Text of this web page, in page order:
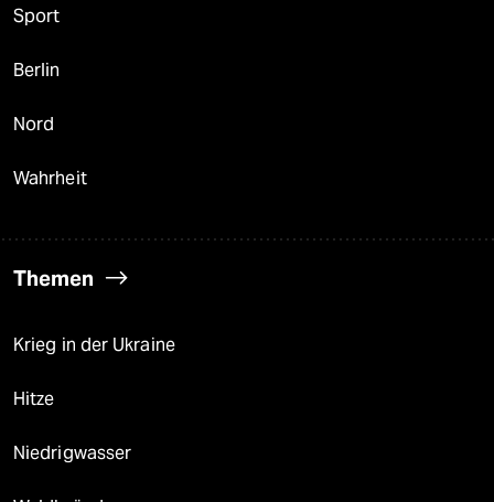
Sport
Berlin
Nord
Wahrheit
Themen
Krieg in der Ukraine
Hitze
Niedrigwasser